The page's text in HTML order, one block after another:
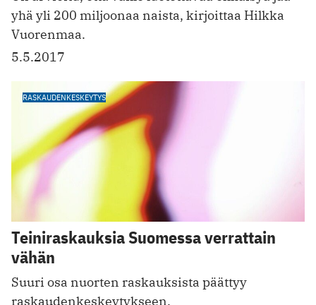
yhä yli 200 miljoonaa naista, kirjoittaa Hilkka
Vuorenmaa.
5.5.2017
RASKAUDENKESKEYTYS
Teiniraskauksia Suomessa verrattain
vähän
Suuri osa nuorten raskauksista päättyy
raskaudenkeskeytykseen.